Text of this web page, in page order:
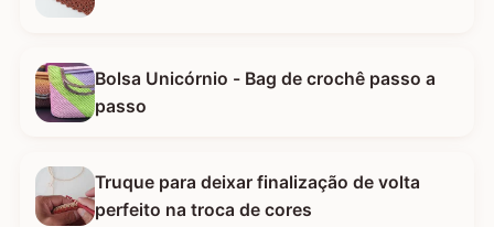
Bolsa Unicórnio - Bag de crochê passo a
passo
Truque para deixar finalização de volta
perfeito na troca de cores